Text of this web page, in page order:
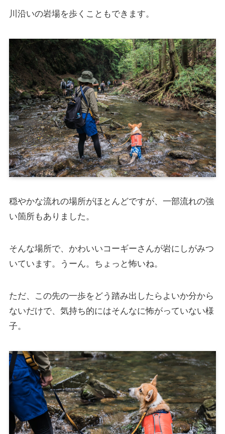
川沿いの岩場を歩くこともできます。
穏やかな流れの場所がほとんどですが、一部流れの強
い箇所もありました。
そんな場所で、かわいいコーギーさんが岩にしがみつ
いています。うーん。ちょっと怖いね。
ただ、この先の一歩をどう踏み出したらよいか分から
ないだけで、気持ち的にはそんなに怖がっていない様
子。